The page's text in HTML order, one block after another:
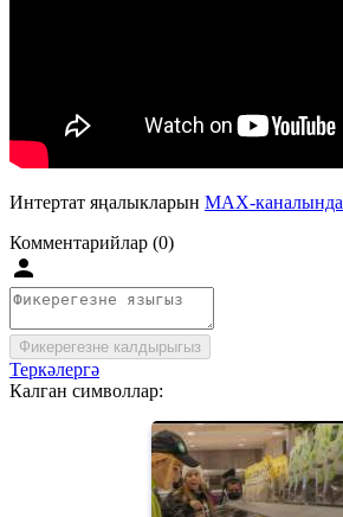
Интертат яңалыкларын MAX-каналында
Комментарийлар (0)
Фикерегезне калдырыгыз
Теркәлергә
Калган символлар: